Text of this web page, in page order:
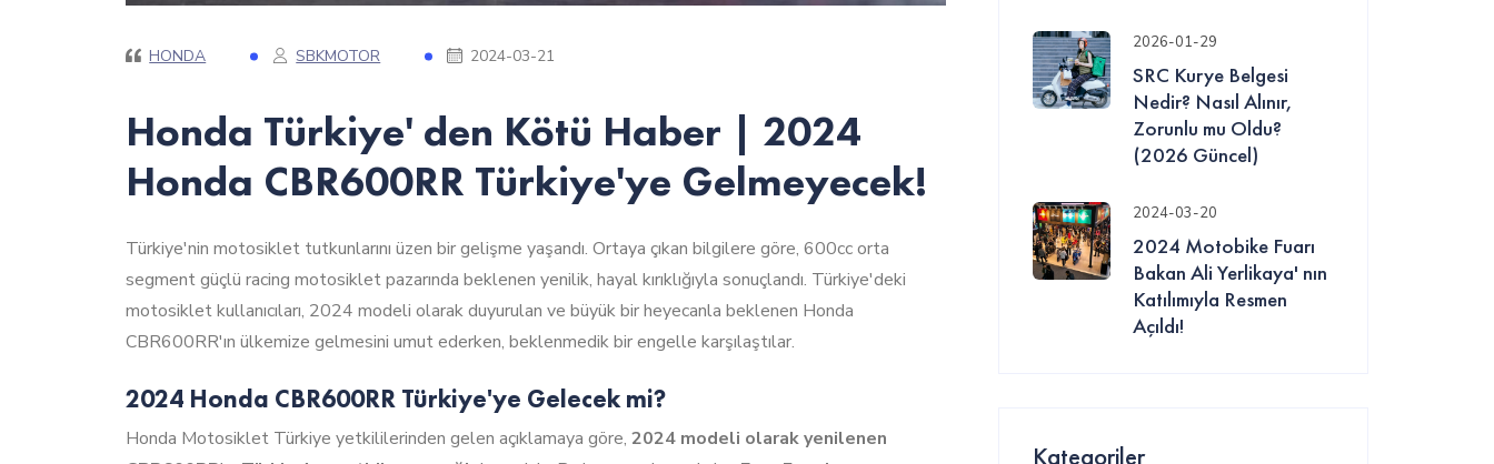
HONDA SBKMOTOR 2024-03-21
Honda Türkiye' den Kötü Haber | 2024
Honda CBR600RR Türkiye'ye Gelmeyecek!
Türkiye'nin motosiklet tutkunlarını üzen bir gelişme yaşandı. Ortaya çıkan bilgilere göre, 600cc orta
segment güçlü racing motosiklet pazarında beklenen yenilik, hayal kırıklığıyla sonuçlandı. Türkiye'deki
motosiklet kullanıcıları, 2024 modeli olarak duyurulan ve büyük bir heyecanla beklenen Honda
CBR600RR'ın ülkemize gelmesini umut ederken, beklenmedik bir engelle karşılaştılar.
2024 Honda CBR600RR Türkiye'ye Gelecek mi?
Honda Motosiklet Türkiye yetkililerinden gelen açıklamaya göre,2024 modeli olarak yenilenen
2026-01-29
SRC Kurye Belgesi
Nedir? Nasıl Alınır,
Zorunlu mu Oldu?
(2026 Güncel)
2024-03-20
2024 Motobike Fuarı
Bakan Ali Yerlikaya' nın
Katılımıyla Resmen
Açıldı!
Kategoriler